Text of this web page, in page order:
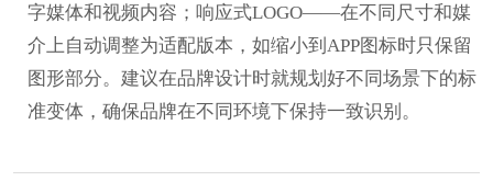
字媒体和视频内容；响应式LOGO——在不同尺寸和媒
介上自动调整为适配版本，如缩小到APP图标时只保留
图形部分。建议在品牌设计时就规划好不同场景下的标
准变体，确保品牌在不同环境下保持一致识别。